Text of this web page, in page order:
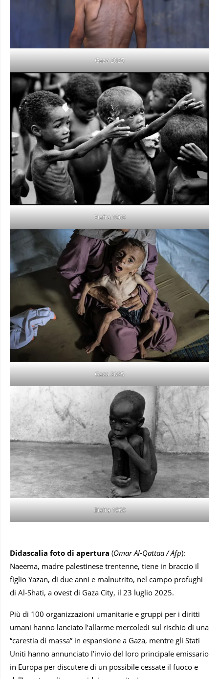
Gaza 2025
Biafra 1969
Gaza 2025
Biafra 1969
Didascalia foto di apertura (Omar Al-Qattaa / Afp):
Naeema, madre palestinese trentenne, tiene in braccio il
figlio Yazan, di due anni e malnutrito, nel campo profughi
di Al-Shati, a ovest di Gaza City, il 23 luglio 2025.
Più di 100 organizzazioni umanitarie e gruppi per i diritti
umani hanno lanciato l’allarme mercoledì sul rischio di una
“carestia di massa” in espansione a Gaza, mentre gli Stati
Uniti hanno annunciato l’invio del loro principale emissario
in Europa per discutere di un possibile cessate il fuoco e